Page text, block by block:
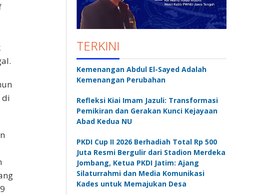
di
TERKINI
Kemenangan Abdul El-Sayed Adalah
Kemenangan Perubahan
Refleksi Kiai Imam Jazuli: Transformasi
Pemikiran dan Gerakan Kunci Kejayaan
Abad Kedua NU
PKDI Cup II 2026 Berhadiah Total Rp 500
Juta Resmi Bergulir dari Stadion Merdeka
Jombang, Ketua PKDI Jatim: Ajang
Silaturrahmi dan Media Komunikasi
Kades untuk Memajukan Desa